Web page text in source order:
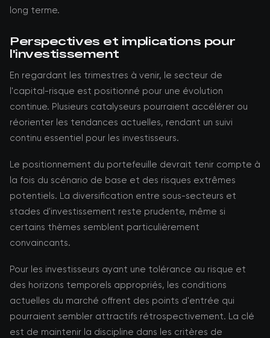
long terme.
Perspectives et implications pour
l'investissement
En regardant les trimestres à venir, le secteur de
l'capital-risque est positionné pour une évolution
continue. Plusieurs catalyseurs pourraient accélérer ou
réorienter les tendances actuelles, rendant un suivi
continu essentiel pour les investisseurs.
Le positionnement du portefeuille devrait tenir compte à
la fois du scénario de base et des risques extrêmes
potentiels. La diversification entre sous-secteurs et
stades d'investissement reste prudente, même si
certains thèmes semblent particulièrement
convaincants.
Pour les investisseurs ayant une tolérance au risque et
des horizons temporels appropriés, les conditions
actuelles du marché offrent des points d'entrée qui
pourraient sembler attractifs rétrospectivement. La clé
est de maintenir la discipline dans les critères de